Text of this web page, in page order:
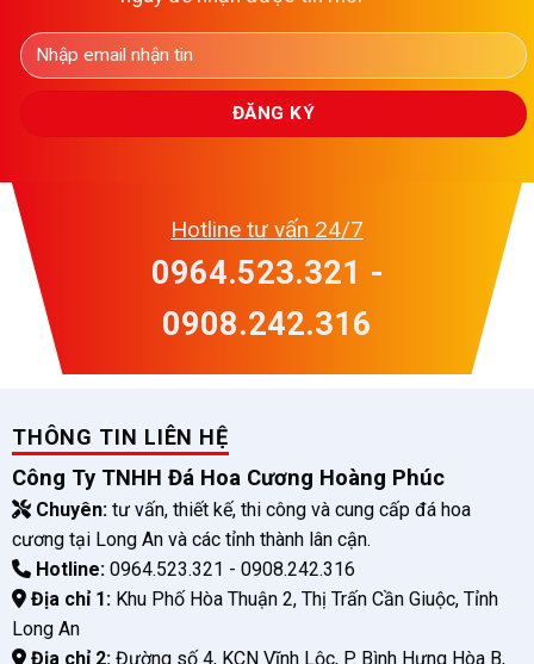
Hotline tư vấn 24/7
0964.523.321 -
0908.242.316
THÔNG TIN LIÊN HỆ
Công Ty TNHH Đá Hoa Cương Hoàng Phúc
Chuyên:tư vấn, thiết kế, thi công và cung cấp đá hoa
cương tại Long An và các tỉnh thành lân cận.
Hotline:0964.523.321 - 0908.242.316
Địa chỉ 1:Khu Phố Hòa Thuận 2, Thị Trấn Cần Giuộc, Tỉnh
Long An
Địa chỉ 2:Đường số 4, KCN Vĩnh Lộc, P. Bình Hưng Hòa B,